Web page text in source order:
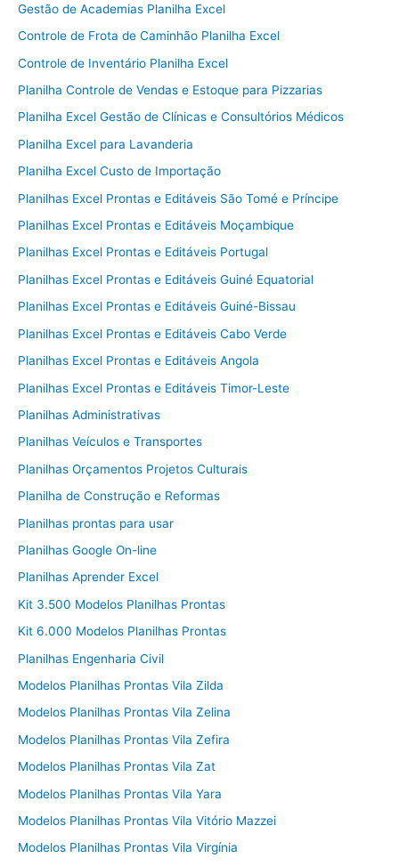
Gestão de Academias Planilha Excel
Controle de Frota de Caminhão Planilha Excel
Controle de Inventário Planilha Excel
Planilha Controle de Vendas e Estoque para Pizzarias
Planilha Excel Gestão de Clínicas e Consultórios Médicos
Planilha Excel para Lavanderia
Planilha Excel Custo de Importação
Planilhas Excel Prontas e Editáveis São Tomé e Príncipe
Planilhas Excel Prontas e Editáveis Moçambique
Planilhas Excel Prontas e Editáveis Portugal
Planilhas Excel Prontas e Editáveis Guiné Equatorial
Planilhas Excel Prontas e Editáveis Guiné-Bissau
Planilhas Excel Prontas e Editáveis Cabo Verde
Planilhas Excel Prontas e Editáveis Angola
Planilhas Excel Prontas e Editáveis Timor-Leste
Planilhas Administrativas
Planilhas Veículos e Transportes
Planilhas Orçamentos Projetos Culturais
Planilha de Construção e Reformas
Planilhas prontas para usar
Planilhas Google On-line
Planilhas Aprender Excel
Kit 3.500 Modelos Planilhas Prontas
Kit 6.000 Modelos Planilhas Prontas
Planilhas Engenharia Civil
Modelos Planilhas Prontas Vila Zilda
Modelos Planilhas Prontas Vila Zelina
Modelos Planilhas Prontas Vila Zefira
Modelos Planilhas Prontas Vila Zat
Modelos Planilhas Prontas Vila Yara
Modelos Planilhas Prontas Vila Vitório Mazzei
Modelos Planilhas Prontas Vila Virgínia